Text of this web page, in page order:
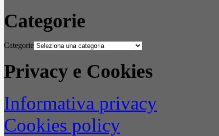
Categorie
Categorie
Privacy e Cookies
Informativa privacy
Cookies policy